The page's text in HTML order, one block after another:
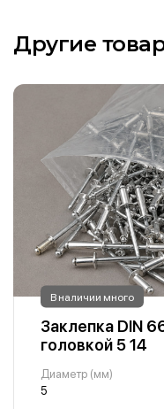
Другие
В наличии много
Заклепка DIN
головкой 5 14
Диаметр (мм)
5